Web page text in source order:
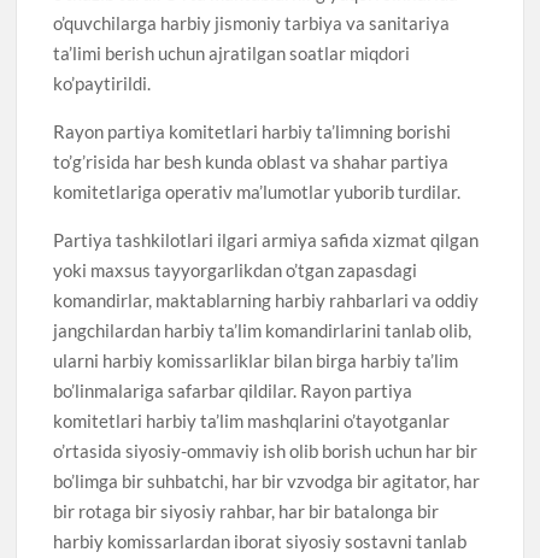
o’quvchilarga harbiy jismoniy tarbiya va sanitariya
ta’limi berish uchun ajratilgan soatlar miqdori
ko’paytirildi.
Rayon partiya komitetlari harbiy ta’limning borishi
to’g’risida har besh kunda oblast va shahar partiya
komitetlariga operativ ma’lumotlar yuborib turdilar.
Partiya tashkilotlari ilgari armiya safida xizmat qilgan
yoki maxsus tayyorgarlikdan o’tgan zapasdagi
komandirlar, maktablarning harbiy rahbarlari va oddiy
jangchilardan harbiy ta’lim komandirlarini tanlab olib,
ularni harbiy komissarliklar bilan birga harbiy ta’lim
bo’linmalariga safarbar qildilar. Rayon partiya
komitetlari harbiy ta’lim mashqlarini o’tayotganlar
o’rtasida siyosiy-ommaviy ish olib borish uchun har bir
bo’limga bir suhbatchi, har bir vzvodga bir agitator, har
bir rotaga bir siyosiy rahbar, har bir batalonga bir
harbiy komissarlardan iborat siyosiy sostavni tanlab